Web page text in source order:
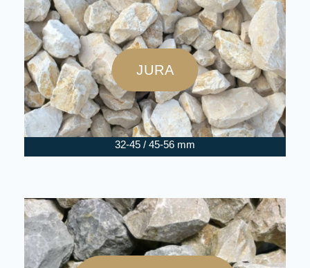
JURA
32-45 / 45-56 mm